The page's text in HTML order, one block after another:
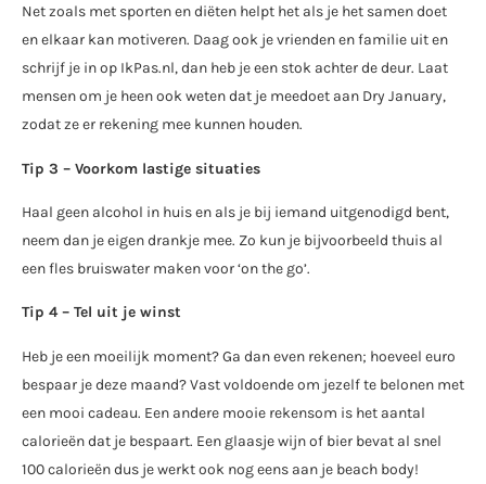
Net zoals met sporten en diëten helpt het als je het samen doet
en elkaar kan motiveren. Daag ook je vrienden en familie uit en
schrijf je in op IkPas.nl, dan heb je een stok achter de deur. Laat
mensen om je heen ook weten dat je meedoet aan Dry January,
zodat ze er rekening mee kunnen houden.
Tip 3 – Voorkom lastige situaties
Haal geen alcohol in huis en als je bij iemand uitgenodigd bent,
neem dan je eigen drankje mee. Zo kun je bijvoorbeeld thuis al
een fles bruiswater maken voor ‘on the go’.
Tip 4 – Tel uit je winst
Heb je een moeilijk moment? Ga dan even rekenen; hoeveel euro
bespaar je deze maand? Vast voldoende om jezelf te belonen met
een mooi cadeau. Een andere mooie rekensom is het aantal
calorieën dat je bespaart. Een glaasje wijn of bier bevat al snel
100 calorieën dus je werkt ook nog eens aan je beach body!